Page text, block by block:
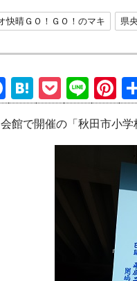
快晴ＧＯ！ＧＯ！のマキ 県
F
a
c
H
at
e
P
o
ck
Li
n
e
Pi
nt
er
st
館で開催の「秋田市小